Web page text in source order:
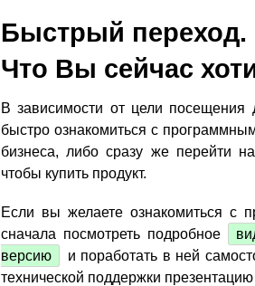
Быстрый переход.
Что Вы сейчас
В зависимости от цели
быстро ознакомиться с
бизнеса, либо сразу же перейти
чтобы купить продукт.
Если вы желаете ознакомиться с
сначала посмотреть подробное
версию
и поработать в ней
технической поддержки